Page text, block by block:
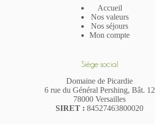
Accueil
Nos valeurs
Nos séjours
Mon compte
Siège social
Domaine de Picardie
6 rue du Général Pershing, Bât. 12
78000 Versailles
SIRET : 84527463800020